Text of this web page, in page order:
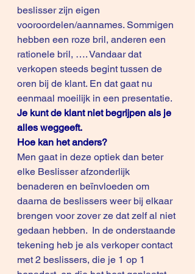
beslisser zijn eigen
vooroordelen/aannames. Sommigen
hebben een roze bril, anderen een
rationele bril, …. Vandaar dat
verkopen steeds begint tussen de
oren bij de klant. En dat gaat nu
eenmaal moeilijk in een presentatie.
Je kunt de klant niet begrijpen als je
alles weggeeft.
Hoe kan het anders?
Men gaat in deze optiek dan beter
elke Beslisser afzonderlijk
benaderen en beïnvloeden om
daarna de beslissers weer bij elkaar
brengen voor zover ze dat zelf al niet
gedaan hebben.  In de onderstaande
tekening heb je als verkoper contact
met 2 beslissers, die je 1 op 1